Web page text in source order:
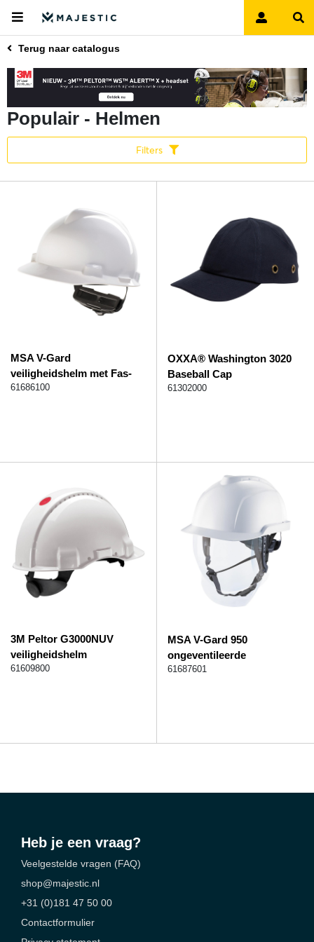
Terug naar catalogus
Populair - Helmen
Filters
MSA V-Gard
veiligheidshelm met Fas-
Trac III binnenwerk
61686100
OXXA® Washington 3020
Baseball Cap
61302000
3M Peltor G3000NUV
veiligheidshelm
61609800
MSA V-Gard 950
ongeventileerde
veiligheidshelm
61687601
Heb je een vraag?
Veelgestelde vragen (FAQ)
shop@majestic.nl
+31 (0)181 47 50 00
Contactformulier